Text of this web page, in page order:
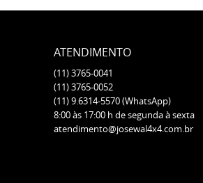
ATENDIMENTO
(11)3765-0041
(11)3765-0052
(11)9.6314-5570(WhatsApp)
8:00 às 17:00 h de segunda à sexta
atendimento@josewal4x4.com.br